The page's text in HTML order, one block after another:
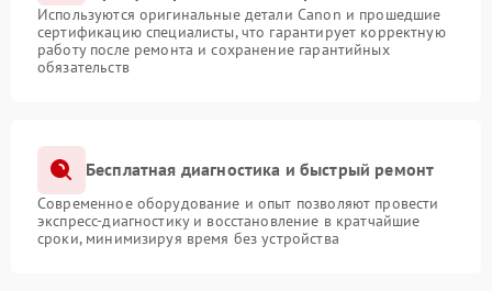
Используются оригинальные детали Canon и прошедшие
сертификацию специалисты, что гарантирует корректную
работу после ремонта и сохранение гарантийных
обязательств
Бесплатная диагностика и быстрый ремонт
Современное оборудование и опыт позволяют провести
экспресс-диагностику и восстановление в кратчайшие
сроки, минимизируя время без устройства